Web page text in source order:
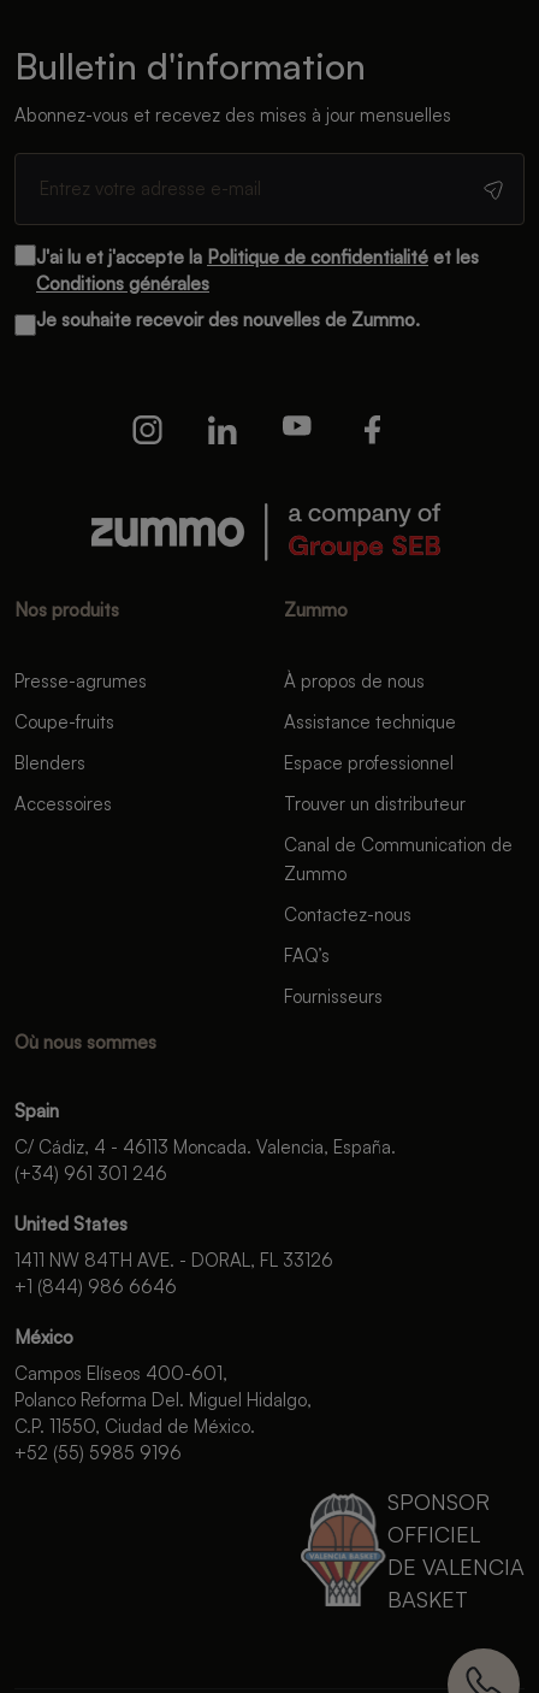
Nos produits
Presse-agrumes
Coupe-fruits
Blenders
Accessoires
Zummo
À propos de nous
Assistance technique
Espace professionnel
Trouver un distributeur
Canal de Communication de
Zummo
Contactez-nous
FAQ’s
Fournisseurs
Bulletin d'information
Abonnez-vous et recevez des mises à jour mensuelles
J'ai lu et j'accepte la Politique de confidentialité et les
Conditions générales
Je souhaite recevoir des nouvelles de Zummo.
Où nous sommes
Spain
C/ Cádiz, 4 - 46113 Moncada. Valencia, España.
(+34) 961 301 246
United States
1411 NW 84TH AVE. - DORAL, FL 33126
+1 (844) 986 6646
México
Campos Elíseos 400-601,
Polanco Reforma Del. Miguel Hidalgo,
C.P. 11550, Ciudad de México.
+52 (55) 5985 9196
SPONSOR
OFFICIEL
DE VALENCIA
BASKET